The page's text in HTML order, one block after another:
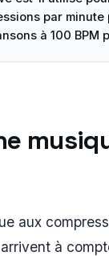
par
à 100 BPM
aux
à